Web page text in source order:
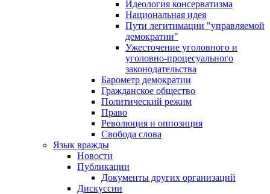
Идеология консерватизма
Национальная идея
Пути легитимации "управляемой
демократии"
Ужесточение уголовного и
уголовно-процесуального
законодательства
Барометр демократии
Гражданское общество
Политический режим
Право
Революция и оппозиция
Свобода слова
Язык вражды
Новости
Публикации
Документы других организаций
Дискуссии